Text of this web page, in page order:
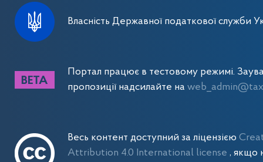
Власність Державної податкової служби
Портал працює в тестовому режимі.
пропозиції надсилайте на
Весь контент доступний за ліцензією
Attribution 4.0 International license , якщо